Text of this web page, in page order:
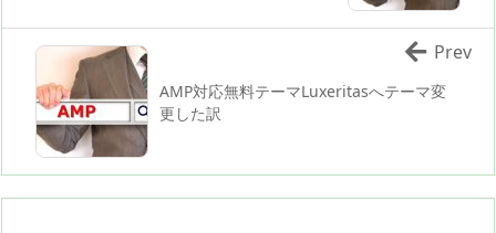
AMP対応無料テーマLuxeritasへテーマ変
更した訳
Prev